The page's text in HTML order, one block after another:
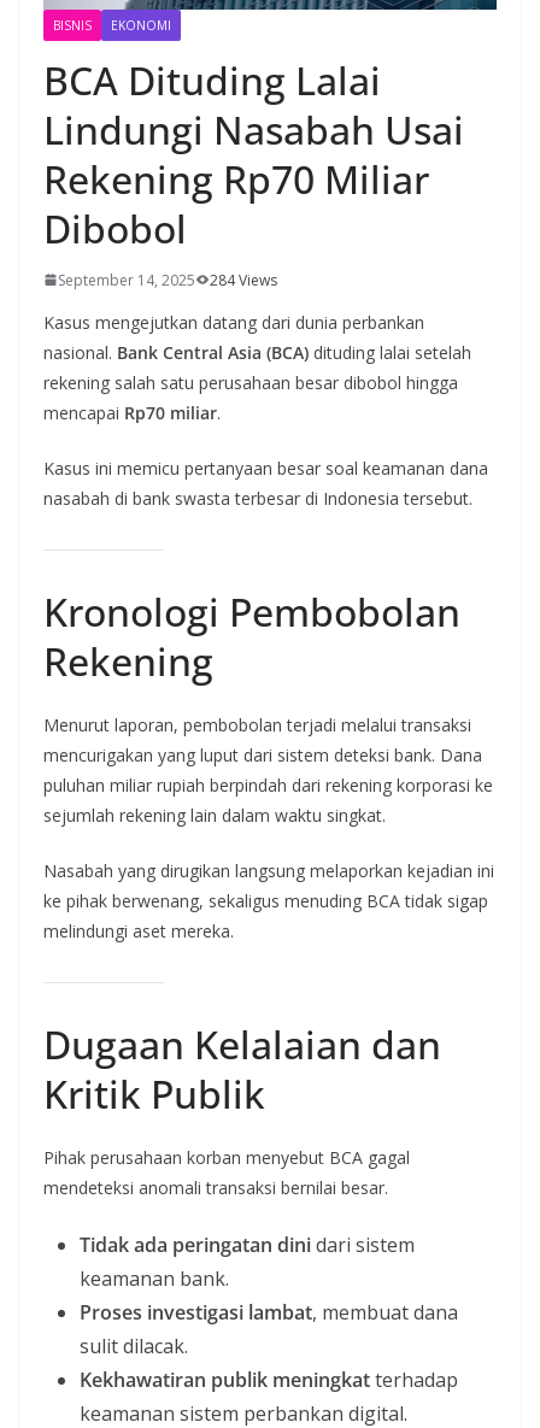
BISNIS EKONOMI
BCA Dituding Lalai
Lindungi Nasabah Usai
Rekening Rp70 Miliar
Dibobol
September 14, 2025 284 Views
Kasus mengejutkan datang dari dunia perbankan
nasional. Bank Central Asia (BCA) dituding lalai setelah
rekening salah satu perusahaan besar dibobol hingga
mencapai Rp70 miliar.
Kasus ini memicu pertanyaan besar soal keamanan dana
nasabah di bank swasta terbesar di Indonesia tersebut.
Kronologi Pembobolan
Rekening
Menurut laporan, pembobolan terjadi melalui transaksi
mencurigakan yang luput dari sistem deteksi bank. Dana
puluhan miliar rupiah berpindah dari rekening korporasi ke
sejumlah rekening lain dalam waktu singkat.
Nasabah yang dirugikan langsung melaporkan kejadian ini
ke pihak berwenang, sekaligus menuding BCA tidak sigap
melindungi aset mereka.
Dugaan Kelalaian dan
Kritik Publik
Pihak perusahaan korban menyebut BCA gagal
mendeteksi anomali transaksi bernilai besar.
Tidak ada peringatan dinidari sistem
keamanan bank.
Proses investigasi lambat, membuat dana
sulit dilacak.
Kekhawatiran publik meningkatterhadap
keamanan sistem perbankan digital.